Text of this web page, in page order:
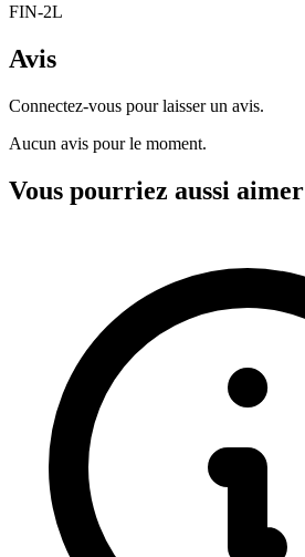
FIN-2L
Avis
Connectez-vous pour laisser un avis.
Aucun avis pour le moment.
Vous pourriez aussi aimer